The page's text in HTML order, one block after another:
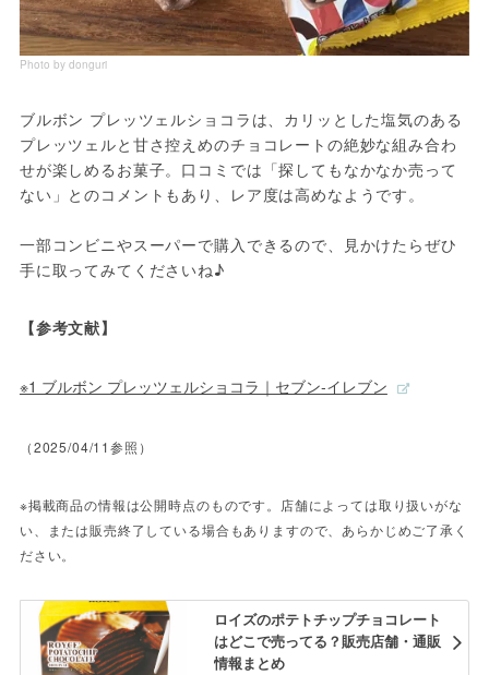
Photo by donguri
ブルボン プレッツェルショコラは、カリッとした塩気のある
プレッツェルと甘さ控えめのチョコレートの絶妙な組み合わ
せが楽しめるお菓子。口コミでは「探してもなかなか売って
ない」とのコメントもあり、レア度は高めなようです。
一部コンビニやスーパーで購入できるので、見かけたらぜひ
手に取ってみてくださいね♪
【参考文献】
※1 ブルボン プレッツェルショコラ｜セブン‐イレブン
（2025/04/11参照）
※掲載商品の情報は公開時点のものです。店舗によっては取り扱いがな
い、または販売終了している場合もありますので、あらかじめご了承く
ださい。
ロイズのポテトチップチョコレート
はどこで売ってる？販売店舗・通販
情報まとめ